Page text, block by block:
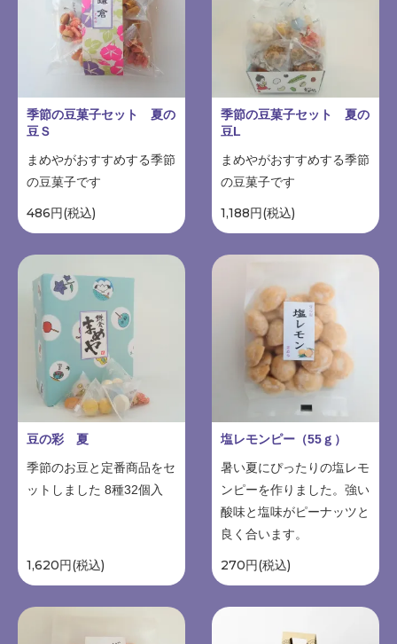
季節の豆菓子セット 夏の
豆Ｓ
まめやがおすすめする季節
の豆菓子です
486円(税込)
季節の豆菓子セット 夏の
豆L
まめやがおすすめする季節
の豆菓子です
1,188円(税込)
豆の彩 夏
季節のお豆と定番商品をセ
ットしました 8種32個入
1,620円(税込)
塩レモンピー（55ｇ）
暑い夏にぴったりの塩レモ
ンピーを作りました。強い
酸味と塩味がピーナッツと
良く合います。
270円(税込)